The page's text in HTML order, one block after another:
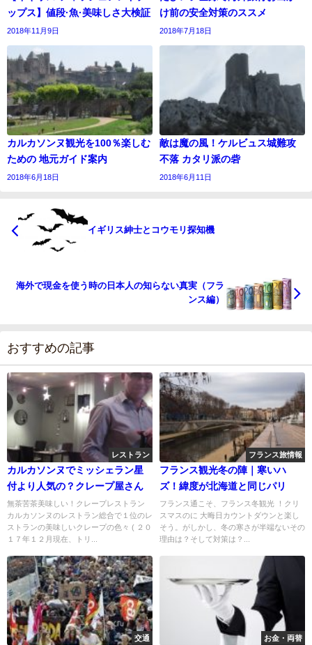
ップス】値段·魚·美味しさ大検証
2018年11月9日
け前の安全対策のススメ
2018年7月18日
カルカソンヌ観光を100％楽しむ
ための 地元ガイド案内
2018年6月18日
敵は魔の風！ケルビュス城難攻
不落 カタリ派の砦
2018年6月11日
イギリス紳士とコウモリ探知機
海外で現金を使う時の日本人の知らない真実（フラ
ンス編）
おすすめの記事
レストラン
カルカソンヌでミッシェラン星
付より人気の？クレープ屋さん
無茶苦茶美味しい！クレープレストラン
カルカソンヌのレストラン総合で１位のレ
ストランの美味しいクレープの色々 ( ２０
１７年１２月現在、トリ...
フランス旅情報
フランス観光冬の陣｜寒いハ
ズ！緯度が北海道と同じパリ
フランス通こそ、フランス冬観光 ！クリ
スマスのに 大晦日カウントダウンと楽し
そう。がしかし、冬の寒さが半端ないその
理由は？そして対策は？...
交通 お金・両替